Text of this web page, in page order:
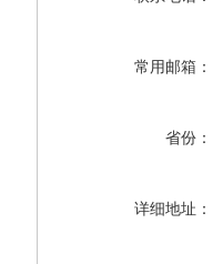
常用邮箱：
省份：
详细地址：